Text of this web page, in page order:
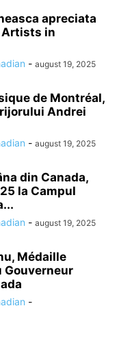
apreciata
Artists in
- august 19, 2025
de Montréal,
Andrei
- august 19, 2025
din Canada,
la Campul
- august 19, 2025
Médaille
Gouverneur
-